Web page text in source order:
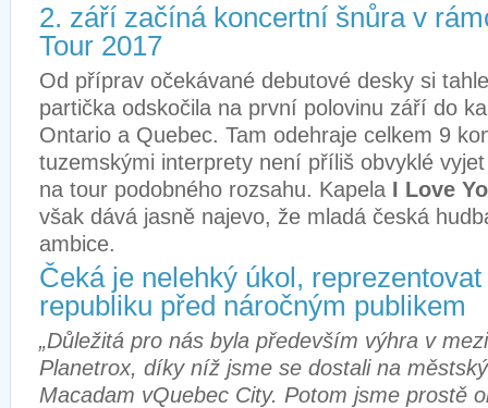
2. září začíná koncertní šnůra v
Tour 2017
Od příprav očekávané debutové desky si
partička odskočila na první polovinu září do
Ontario a Quebec. Tam odehraje celkem 9
tuzemskými interprety není příliš obvyklé
na tour podobného rozsahu. Kapela I Love
však dává jasně najevo, že mladá česká
ambice.
Čeká je nelehký úkol,
republiku před náročným publikem
„Důležitá pro nás byla především výhra v
Planetrox, díky níž jsme se dostali na
Macadam vQuebec City. Potom jsme prostě